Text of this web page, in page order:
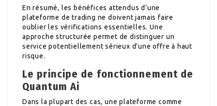
En résumé, les bénéfices attendus d’une
plateforme de trading ne doivent jamais faire
oublier les vérifications essentielles. Une
approche structurée permet de distinguer un
service potentiellement sérieux d’une offre à haut
risque.
Le principe de fonctionnement de
Quantum Ai
Dans la plupart des cas, une plateforme comme